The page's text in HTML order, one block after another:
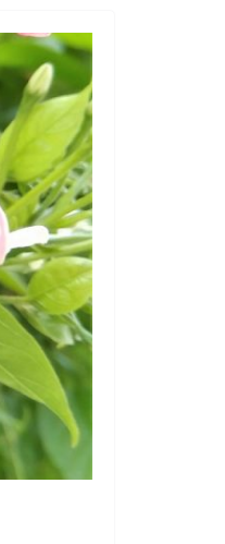
樹木嗎？或分享您的照片、經